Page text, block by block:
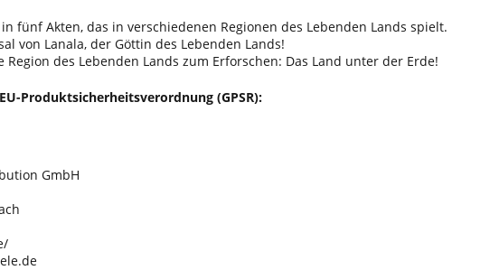
fünf Akten, das in verschiedenen Regionen des Lebenden Lands spielt.
von Lanala, der Göttin des Lebenden Lands!
Region des Lebenden Lands zum Erforschen: Das Land unter der Erde!
Produktsicherheitsverordnung (GPSR):
GmbH